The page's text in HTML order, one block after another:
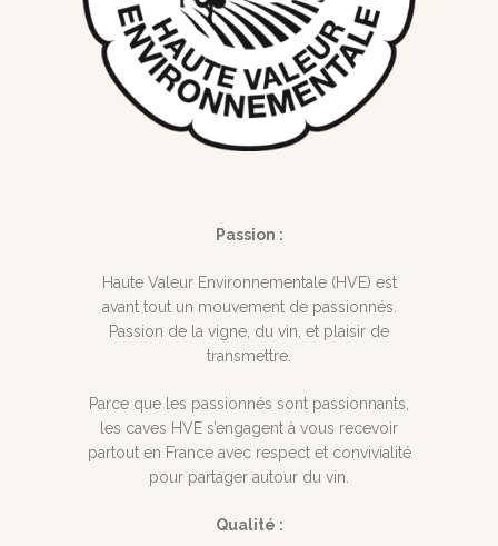
Passion :
Haute Valeur Environnementale (HVE) est
avant tout un mouvement de passionnés.
Passion de la vigne, du vin, et plaisir de
transmettre.
Parce que les passionnés sont passionnants,
les caves HVE s’engagent à vous recevoir
partout en France avec respect et convivialité
pour partager autour du vin.
Qualité :